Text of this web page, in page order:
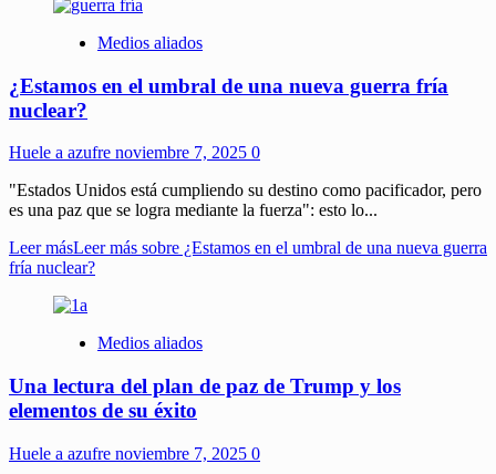
Medios aliados
¿Estamos en el umbral de una nueva guerra fría
nuclear?
Huele a azufre noviembre 7, 2025 0
"Estados Unidos está cumpliendo su destino como pacificador, pero
es una paz que se logra mediante la fuerza": esto lo...
Leer másLeer más sobre ¿Estamos en el umbral de una nueva guerra
fría nuclear?
Medios aliados
Una lectura del plan de paz de Trump y los
elementos de su éxito
Huele a azufre noviembre 7, 2025 0